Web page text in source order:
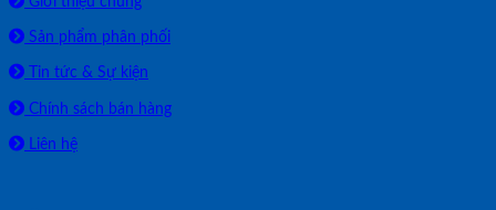
Sản phẩm phân phối
Tin tức & Sự kiện
Chính sách bán hàng
Liên hệ